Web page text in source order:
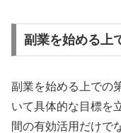
副業を始める上
副業を始める上での
いて具体的な目標を
間の有効活用だけで